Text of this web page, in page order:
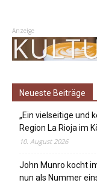
Anzeige
Neueste Beiträge
„Ein vielseitige und
Region La Rioja im
10. August 2026
John Munro kocht
nun als Nummer